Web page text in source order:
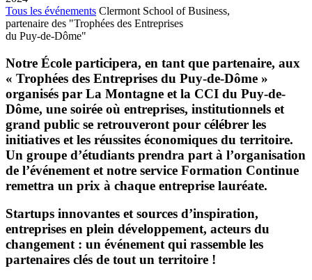
Tous les événements Clermont School of Business,
partenaire des "Trophées des Entreprises
du Puy-de-Dôme"
Notre École participera, en tant que partenaire, aux
« Trophées des Entreprises du Puy-de-Dôme »
organisés par La Montagne et la CCI du Puy-de-
Dôme, une soirée où entreprises, institutionnels et
grand public se retrouveront pour célébrer les
initiatives et les réussites économiques du territoire.
Un groupe d’étudiants prendra part à l’organisation
de l’événement et notre service Formation Continue
remettra un prix à chaque entreprise lauréate.
Startups innovantes et sources d’inspiration,
entreprises en plein développement, acteurs du
changement : un événement qui rassemble les
partenaires clés de tout un territoire !